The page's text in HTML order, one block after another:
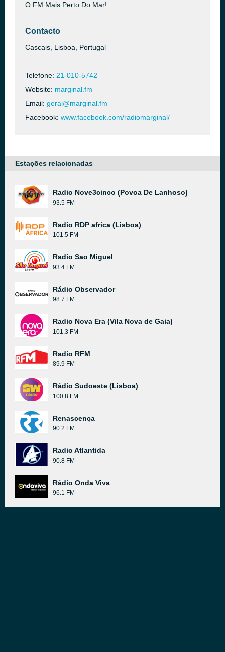
O FM Mais Perto Do Mar!
Contacto
Cascais, Lisboa, Portugal
Telefone: 21-010-5742
Website: marginal.fm
Email: geral@marginal.fm
Facebook: www.facebook.com/radiomarginal/
Estações relacionadas
Radio Nove3cinco (Povoa De Lanhoso)
93.5 FM
Radio RDP africa (Lisboa)
101.5 FM
Radio Sao Miguel
93.4 FM
Rádio Observador
98.7 FM
Radio Nova Era (Vila Nova de Gaia)
101.3 FM
Radio RFM
89.9 FM
Rádio Sudoeste (Lisboa)
100.8 FM
Renascença
90.2 FM
Radio Atlantida
90.8 FM
Rádio Onda Viva
96.1 FM